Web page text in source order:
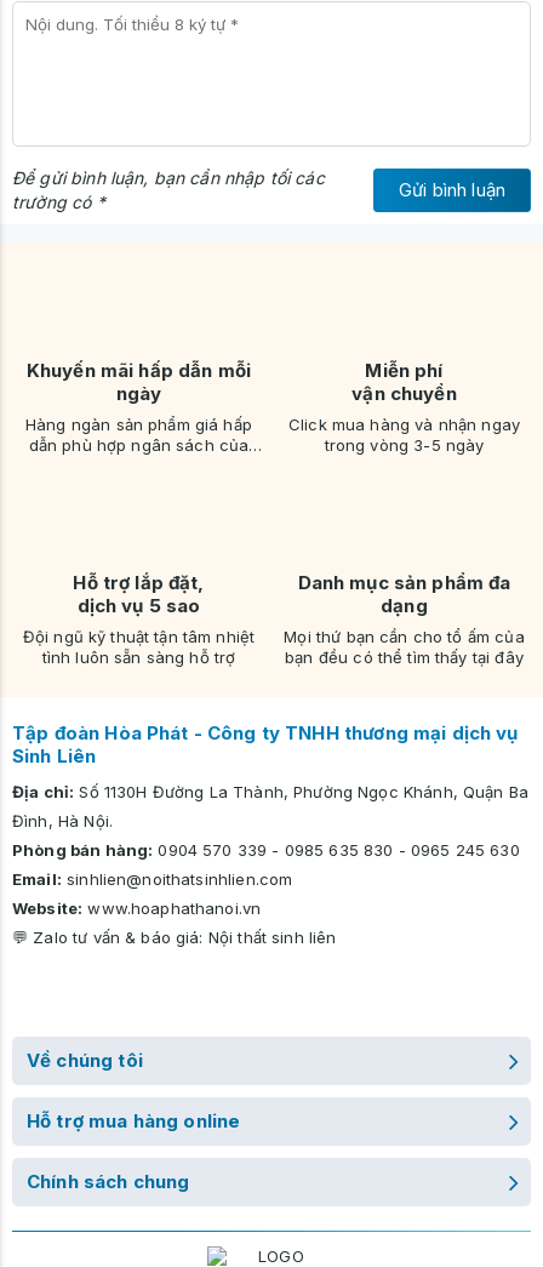
Để gửi bình luận, bạn cần nhập tối các
trường có *
Gửi bình luận
Khuyến mãi hấp dẫn mỗi
ngày
Hàng ngàn sản phẩm giá hấp
dẫn phù hợp ngân sách của
Miễn phí
vận chuyển
Click mua hàng và nhận ngay
trong vòng 3-5 ngày
Hỗ trợ lắp đặt,
dịch vụ 5 sao
Đội ngũ kỹ thuật tận tâm nhiệt
tình luôn sẵn sàng hỗ trợ
Danh mục sản phẩm đa
dạng
Mọi thứ bạn cần cho tổ ấm của
bạn đều có thể tìm thấy tại đây
Tập đoàn Hòa Phát - Công ty TNHH thương mại dịch vụ
Sinh Liên
Địa chỉ: Số 1130H Đường La Thành, Phường Ngọc Khánh, Quận Ba
Đình, Hà Nội.
Phòng bán hàng: 0904 570 339 - 0985 635 830 - 0965 245 630
Email: sinhlien@noithatsinhlien.com
Website: www.hoaphathanoi.vn
💬 Zalo tư vấn & báo giá: Nội thất sinh liên
Về chúng tôi
Hỗ trợ mua hàng online
Chính sách chung